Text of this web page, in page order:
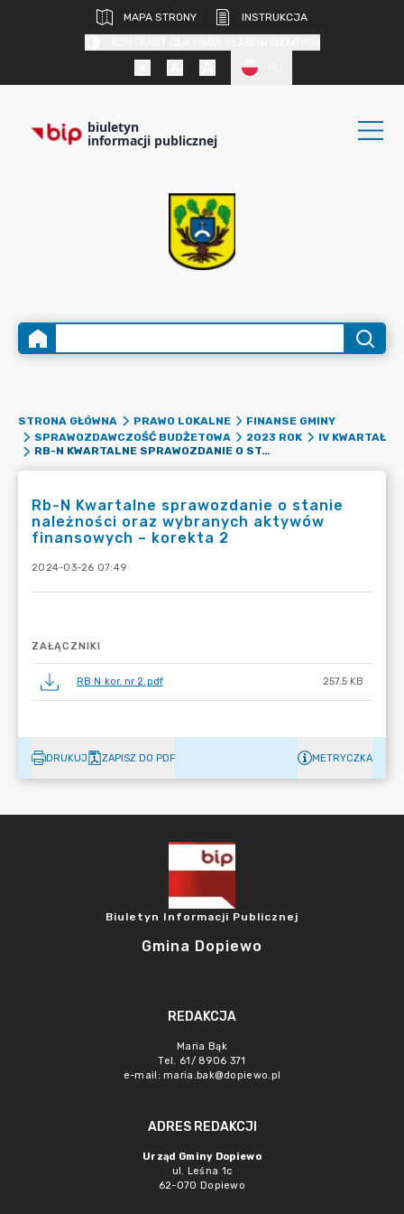
MAPA STRONY
INSTRUKCJA
biuletyn
informacji publicznej
STRONA GŁÓWNA PRAWO LOKALNE
FINANSE GMINY
SPRAWOZDAWCZOŚĆ BUDŻETOWA
2023 ROK
IV KWARTAŁ
RB-N KWARTALNE SPRAWOZDANIE O STANIE NALEŻNOŚCI ORAZ WYBRANYCH AKTYWÓW FINANSOWYCH – KOREKTA 2
Rb-N Kwartalne sprawozdanie o stanie
należności oraz wybranych aktywów
finansowych – korekta 2
2024-03-26 07:49
ZAŁĄCZNIKI
RB N kor. nr 2.pdf 257.5 KB
DRUKUJ ZAPISZ DO PDF METRYCZKA
Biuletyn Informacji Publicznej
Gmina Dopiewo
REDAKCJA
Maria Bąk
Tel. 61/ 8906 371
e-mail: maria.bak@dopiewo.pl
ADRES REDAKCJI
Urząd Gminy Dopiewo
ul. Leśna 1c
62-070 Dopiewo